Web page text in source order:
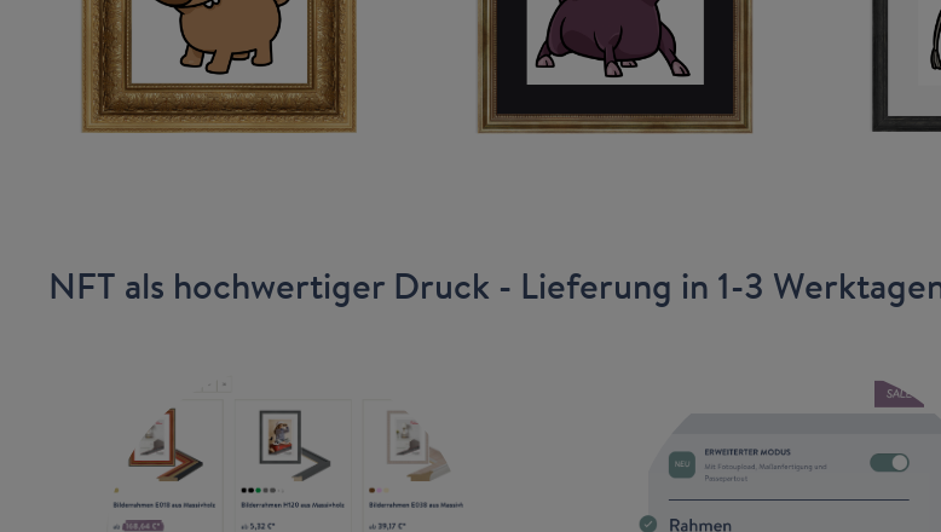
NFT als hochwertiger Druck - Lieferung in 1-3